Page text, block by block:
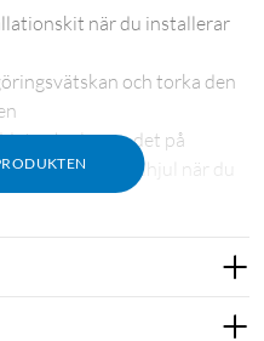
när du installerar
och torka den
och placera det på
och scrollhjul när du